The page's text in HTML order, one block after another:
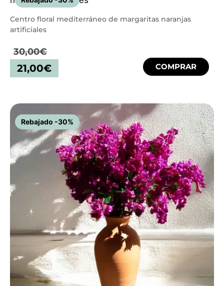
Centro floral mediterráneo de margaritas naranjas
artificiales
30,00€
21,00€ COMPRAR
Rebajado -30%